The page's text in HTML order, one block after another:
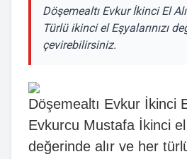
Döşemealtı Evkur İkinci El
Türlü ikinci el Eşyalarınızı
çevirebilirsiniz.
Döşemealtı Evkur İkinci
Evkurcu Mustafa İkinci el
değerinde alır ve her